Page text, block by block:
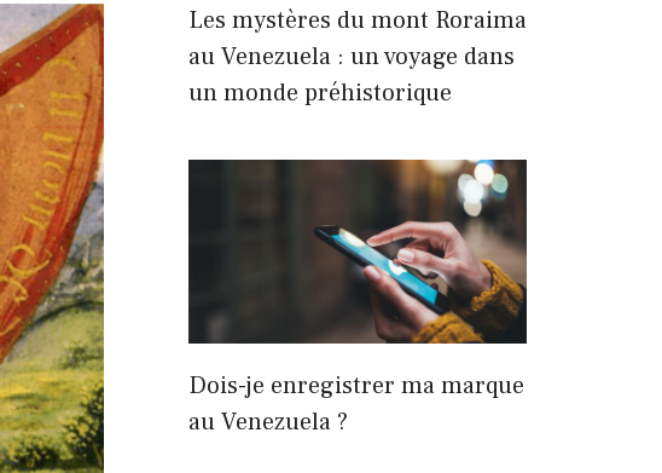
Les mystères du mont Roraima
au Venezuela : un voyage dans
un monde préhistorique
Dois-je enregistrer ma marque
au Venezuela ?